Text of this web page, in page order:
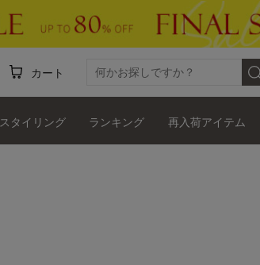
カート
スタイリング ランキング 再入荷アイテム